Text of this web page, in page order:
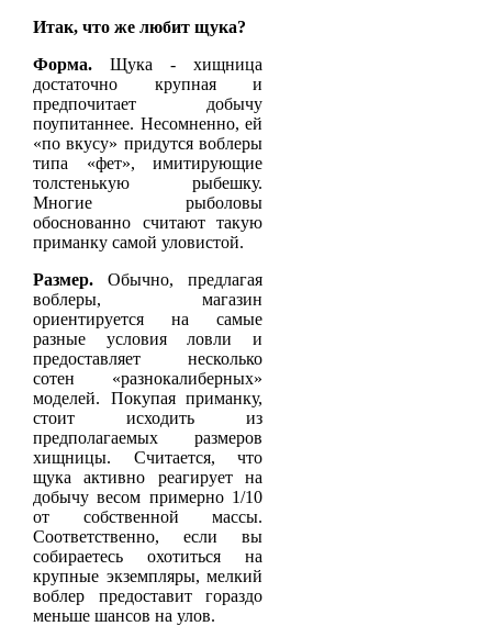
Итак, что же любит щука?
Форма. Щука - хищница
достаточно крупная и
предпочитает добычу
поупитаннее. Несомненно, ей
«по вкусу» придутся воблеры
типа «фет», имитирующие
толстенькую рыбешку.
Многие рыболовы
обоснованно считают такую
приманку самой уловистой.
Размер. Обычно, предлагая
воблеры, магазин
ориентируется на самые
разные условия ловли и
предоставляет несколько
сотен «разнокалиберных»
моделей. Покупая приманку,
стоит исходить из
предполагаемых размеров
хищницы. Считается, что
щука активно реагирует на
добычу весом примерно 1/10
от собственной массы.
Соответственно, если вы
собираетесь охотиться на
крупные экземпляры, мелкий
воблер предоставит гораздо
меньше шансов на улов.